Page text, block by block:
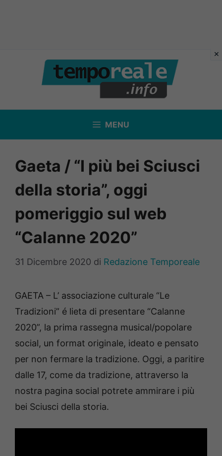
contenuto
MENU
Gaeta / “I più bei Sciusci
della storia”, oggi
pomeriggio sul web
“Calanne 2020”
31 Dicembre 2020 di Redazione Temporeale
GAETA – L’ associazione culturale “Le
Tradizioni” é lieta di presentare “Calanne
2020”, la prima rassegna musical/popolare
social, un format originale, ideato e pensato
per non fermare la tradizione. Oggi, a paritire
dalle 17, come da tradizione, attraverso la
nostra pagina social potrete ammirare i più
bei Sciusci della storia.